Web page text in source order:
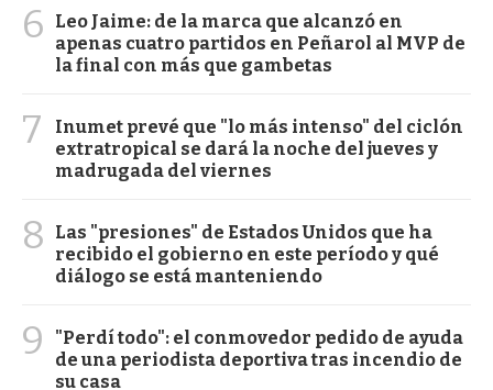
6
Leo Jaime: de la marca que alcanzó en
apenas cuatro partidos en Peñarol al MVP de
la final con más que gambetas
7
Inumet prevé que "lo más intenso" del ciclón
extratropical se dará la noche del jueves y
madrugada del viernes
8
Las "presiones" de Estados Unidos que ha
recibido el gobierno en este período y qué
diálogo se está manteniendo
9
"Perdí todo": el conmovedor pedido de ayuda
de una periodista deportiva tras incendio de
su casa